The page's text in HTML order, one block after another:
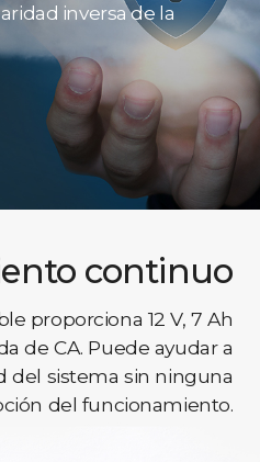
inversa de la
continuo
proporciona 12 V, 7 Ah
de CA. Puede ayudar a
del sistema sin ninguna
del funcionamiento.